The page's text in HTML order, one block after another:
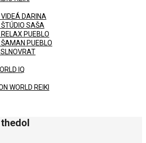
DARINA
SAŠA
PUEBLO
PUEBLO
IQ
WORLD REIKI